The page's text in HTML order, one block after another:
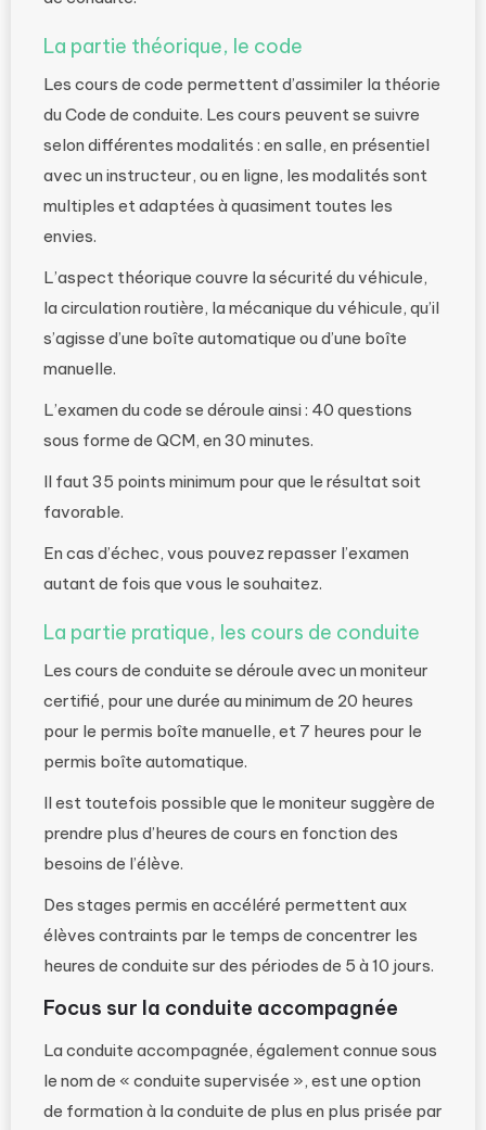
La partie théorique, le code
Les cours de code permettent d’assimiler la théorie
du Code de conduite. Les cours peuvent se suivre
selon différentes modalités : en salle, en présentiel
avec un instructeur, ou en ligne, les modalités sont
multiples et adaptées à quasiment toutes les
envies.
L’aspect théorique couvre la sécurité du véhicule,
la circulation routière, la mécanique du véhicule, qu’il
s’agisse d’une boîte automatique ou d’une boîte
manuelle.
L’examen du code se déroule ainsi : 40 questions
sous forme de QCM, en 30 minutes.
Il faut 35 points minimum pour que le résultat soit
favorable.
En cas d’échec, vous pouvez repasser l’examen
autant de fois que vous le souhaitez.
La partie pratique, les cours de conduite
Les cours de conduite se déroule avec un moniteur
certifié, pour une durée au minimum de 20 heures
pour le permis boîte manuelle, et 7 heures pour le
permis boîte automatique.
Il est toutefois possible que le moniteur suggère de
prendre plus d’heures de cours en fonction des
besoins de l’élève.
Des stages permis en accéléré permettent aux
élèves contraints par le temps de concentrer les
heures de conduite sur des périodes de 5 à 10 jours.
Focus sur la conduite accompagnée
La conduite accompagnée, également connue sous
le nom de « conduite supervisée », est une option
de formation à la conduite de plus en plus prisée par